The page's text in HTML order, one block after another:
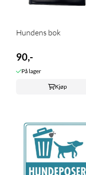
Hundens bok
90,-
På lager
Kjøp